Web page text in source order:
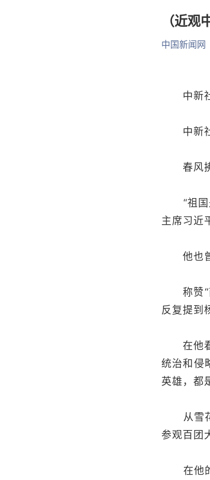
（近
中国新闻网
中新社
中新社
春风拂
“祖国是
主席习近
他也曾
称赞“南
反复提到
在他看
统治和侵
英雄，都
从雪花
参观百团
在他的